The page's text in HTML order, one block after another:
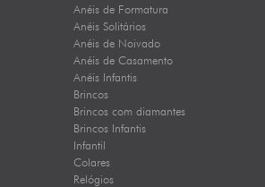
Anéis de Formatura
Anéis Solitários
Anéis de Noivado
Anéis de Casamento
Anéis Infantis
Brincos
Brincos com diamantes
Brincos Infantis
Infantil
Colares
Relógios